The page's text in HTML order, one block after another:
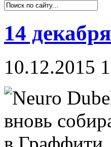
14
10.12.2015